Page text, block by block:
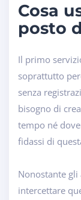
Cosa
posto
Il primo
soprattutto
senza
bisogno di
tempo né
fidassi di
Nonostante gli
intercettare